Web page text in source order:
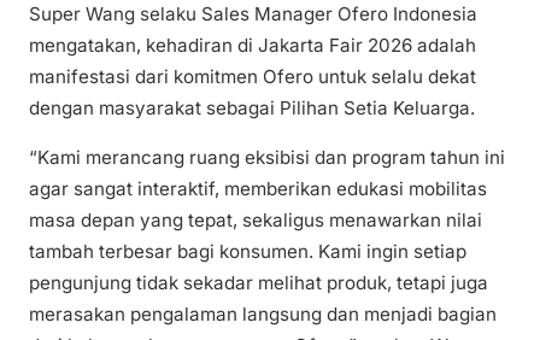
Super Wang selaku Sales Manager Ofero Indonesia
mengatakan, kehadiran di Jakarta Fair 2026 adalah
manifestasi dari komitmen Ofero untuk selalu dekat
dengan masyarakat sebagai Pilihan Setia Keluarga.
“Kami merancang ruang eksibisi dan program tahun ini
agar sangat interaktif, memberikan edukasi mobilitas
masa depan yang tepat, sekaligus menawarkan nilai
tambah terbesar bagi konsumen. Kami ingin setiap
pengunjung tidak sekadar melihat produk, tetapi juga
merasakan pengalaman langsung dan menjadi bagian